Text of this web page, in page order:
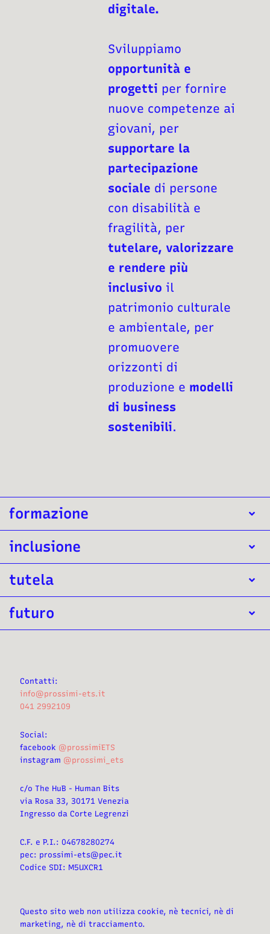
digitale.
Sviluppiamo
opportunità e
progetti per fornire
nuove competenze ai
giovani, per
supportare la
partecipazione
sociale di persone
con disabilità e
fragilità, per
tutelare, valorizzare
e rendere più
inclusivo il
patrimonio culturale
e ambientale, per
promuovere
orizzonti di
produzione e modelli
di business
sostenibili.
formazione
inclusione
tutela
futuro
Contatti:
info@prossimi-ets.it
041 2992109
Social:
facebook @prossimiETS
instagram @prossimi_ets
c/o The HuB - Human Bits
via Rosa 33, 30171 Venezia
Ingresso da Corte Legrenzi
C.F. e P.I.: 04678280274
pec: prossimi-ets@pec.it
Codice SDI: M5UXCR1
Questo sito web non utilizza cookie, nè tecnici, nè di
marketing, nè di tracciamento.